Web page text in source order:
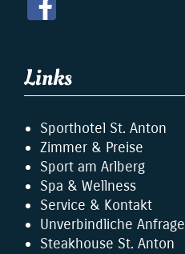
Links
Sporthotel St. Anton
Zimmer & Preise
Sport am Arlberg
Spa & Wellness
Service & Kontakt
Unverbindliche Anfrage
Steakhouse St. Anton